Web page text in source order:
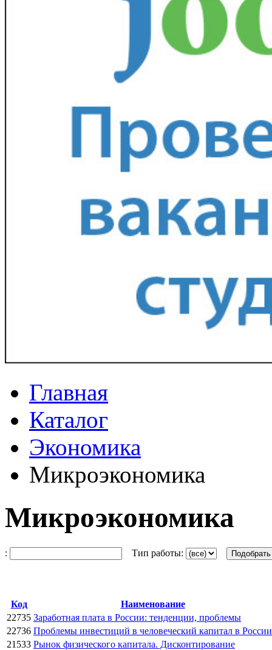
Главная
Каталог
Экономика
Микроэкономика
Микроэкономика
: Тип работы:
Код
Наименование
22735 Заработная плата в России: тенденции, проблемы
22736 Проблемы инвестиций в человеческий капитал в России
21533 Рынок физического капитала. Дисконтирование